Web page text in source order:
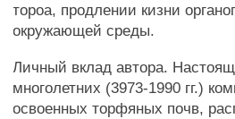
тороа, продлении кизни
окружающей среды.
Личный вклад автора.
многолетних (3973-1990 гг.)
освоенных торфяных почв,